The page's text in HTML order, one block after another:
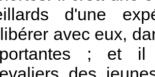
d'une
avec eux,
; et il